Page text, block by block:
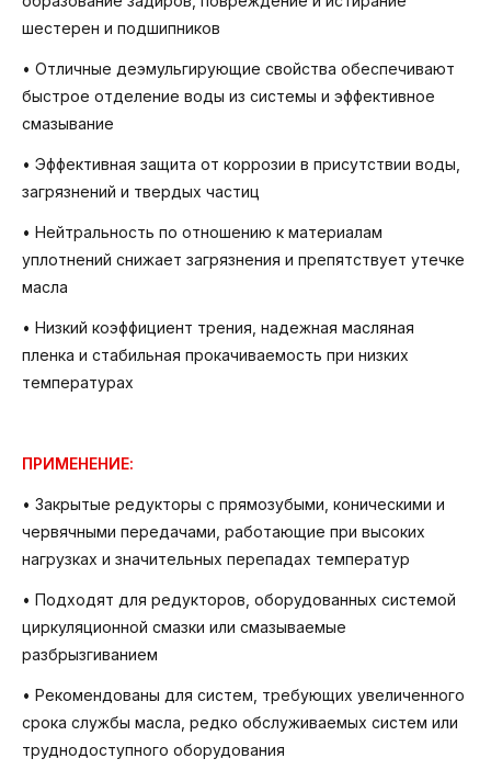
шестерен и подшипников
• Отличные деэмульгирующие свойства обеспечивают
быстрое отделение воды из системы и эффективное
смазывание
• Эффективная защита от коррозии в присутствии воды,
загрязнений и твердых частиц
• Нейтральность по отношению к материалам
уплотнений снижает загрязнения и препятствует утечке
масла
• Низкий коэффициент трения, надежная масляная
пленка и стабильная прокачиваемость при низких
температурах
ПРИМЕНЕНИЕ:
• Закрытые редукторы с прямозубыми, коническими и
червячными передачами, работающие при высоких
нагрузках и значительных перепадах температур
• Подходят для редукторов, оборудованных системой
циркуляционной смазки или смазываемые
разбрызгиванием
• Рекомендованы для систем, требующих увеличенного
срока службы масла, редко обслуживаемых систем или
труднодоступного оборудования